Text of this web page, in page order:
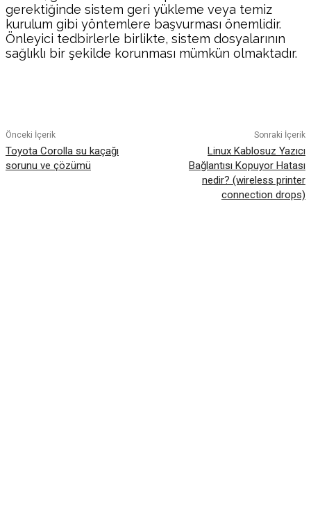
gerektiğinde sistem geri yükleme veya temiz
kurulum gibi yöntemlere başvurması önemlidir.
Önleyici tedbirlerle birlikte, sistem dosyalarının
sağlıklı bir şekilde korunması mümkün olmaktadır.
Önceki İçerik
Toyota Corolla su kaçağı
sorunu ve çözümü
Sonraki İçerik
Linux Kablosuz Yazıcı
Bağlantısı Kopuyor Hatası
nedir? (wireless printer
connection drops)